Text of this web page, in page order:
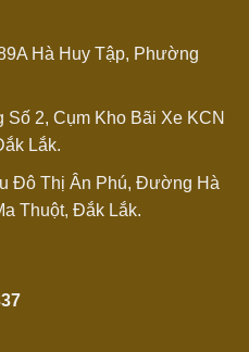
Hà Huy Tập, Phường
2, Cụm Kho Bãi Xe KCN
Lắk.
Đô Thị Ân Phú, Đường Hà
Thuột, Đắk Lắk.